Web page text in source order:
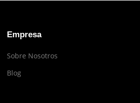
Empresa
Sobre Nosotros
Blog